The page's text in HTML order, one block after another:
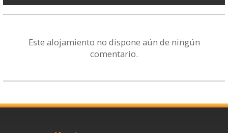
Este alojamiento no dispone aún de ningún
comentario.